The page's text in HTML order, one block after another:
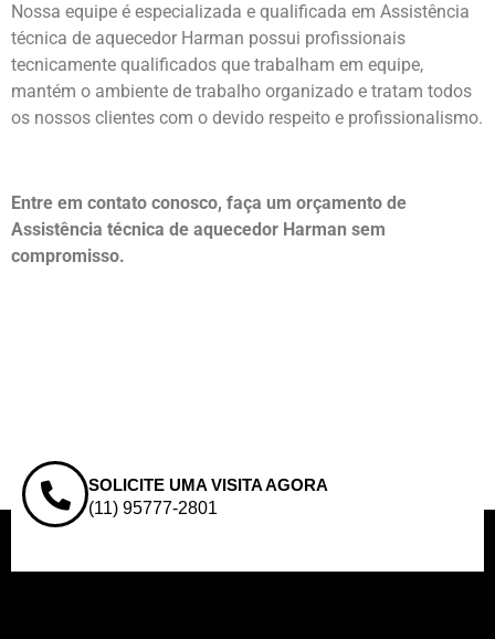
Nossa equipe é especializada e qualificada em Assistência
técnica de aquecedor Harman possui profissionais
tecnicamente qualificados que trabalham em equipe,
mantém o ambiente de trabalho organizado e tratam todos
os nossos clientes com o devido respeito e profissionalismo.
Entre em contato conosco, faça um orçamento de
Assistência técnica de aquecedor Harman sem
compromisso.
SOLICITE UMA VISITA AGORA
(11) 95777-2801